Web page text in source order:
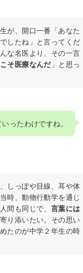
が、開口一番「あなた
したね」と言ってくだ
な名医より、その一言
そ医療なんだ」と思っ
ったわけですね。
しっぽや目線、耳や体
時、動物行動学を通じ
間も同じで、 言葉には
り添いたい。その思い
たのが中学２年生の時